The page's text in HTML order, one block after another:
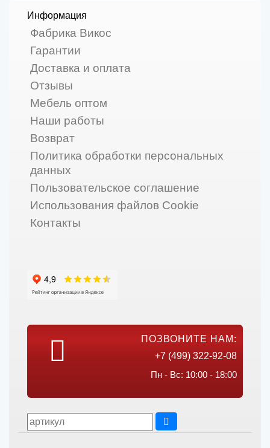
Информация
Фабрика Викос
Гарантии
Доставка и оплата
Отзывы
Мебель оптом
Наши работы
Возврат
Политика обработки персональных
данных
Пользовательское соглашение
Использования файлов Cookie
Контакты
ПОЗВОНИТЕ НАМ:
+7 (499) 322-92-08
Пн - Вс: 10:00 - 18:00